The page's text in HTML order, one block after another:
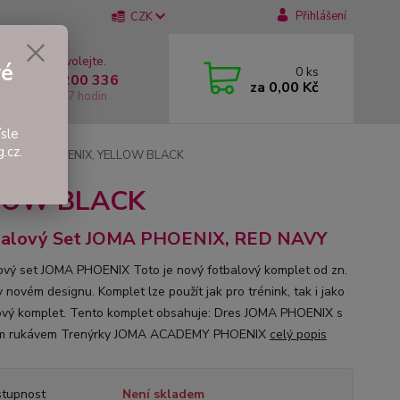
CZK Přihlášení
si rady? Zavolejte.
737 200 336
Pátek: 8 - 17 hodin
0 ks
za 0,00 Kč
PHOENIX, YELLOW BLACK
BLACK
Set JOMA PHOENIX, RED NAVY
set JOMA PHOENIX Toto je nový fotbalový komplet od zn.
novém designu. Komplet lze použít jak pro trénink, tak i jako
komplet. Tento komplet obsahuje: Dres JOMA PHOENIX s
rukávem Trenýrky JOMA ACADEMY PHOENIX celý popis
Není skladem